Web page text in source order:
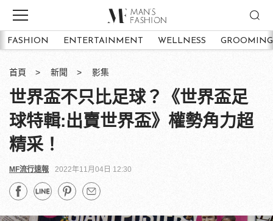
FASHION ENTERTAINMENT WELLNESS GROOMING
首頁 新聞 影集
世界盃不只比足球？《世界盃足
球特輯:出賣世界盃》權勢角力超
精采！
MF流行速報 2022年11月04日 12:30